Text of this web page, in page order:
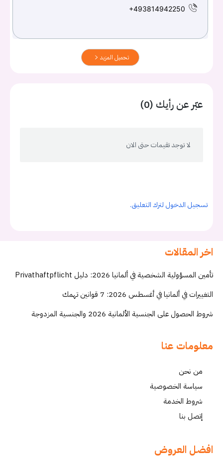
+493814942250
تحميل المزيد
عبّر عن رأيك (0)
لا توجد تقيمات حتى الان
تسجيل الدخول لترك التعليق.
اخر المقالات
تأمين المسؤولية الشخصية في ألمانيا 2026: دليل Privathaftpflicht
التغييرات في ألمانيا في أغسطس 2026: 7 قوانين تهمك
شروط الحصول على الجنسية الألمانية 2026 والجنسية المزدوجة
معلومات عنا
من نحن
سياسة الخصوصية
شروط الخدمة
إتصل بنا
افضل العروض